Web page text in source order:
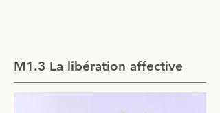
M1.3 La libération affective